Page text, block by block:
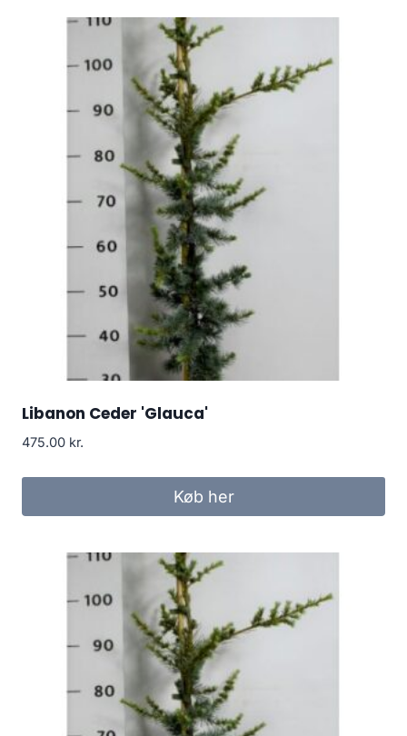
Libanon Ceder 'Glauca'
475.00 kr.
Køb her